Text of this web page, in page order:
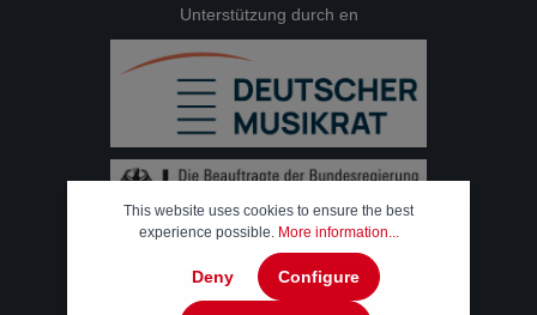
Unterstützung durch en
This website uses cookies to ensure the best
experience possible. More information...
Deny Configure